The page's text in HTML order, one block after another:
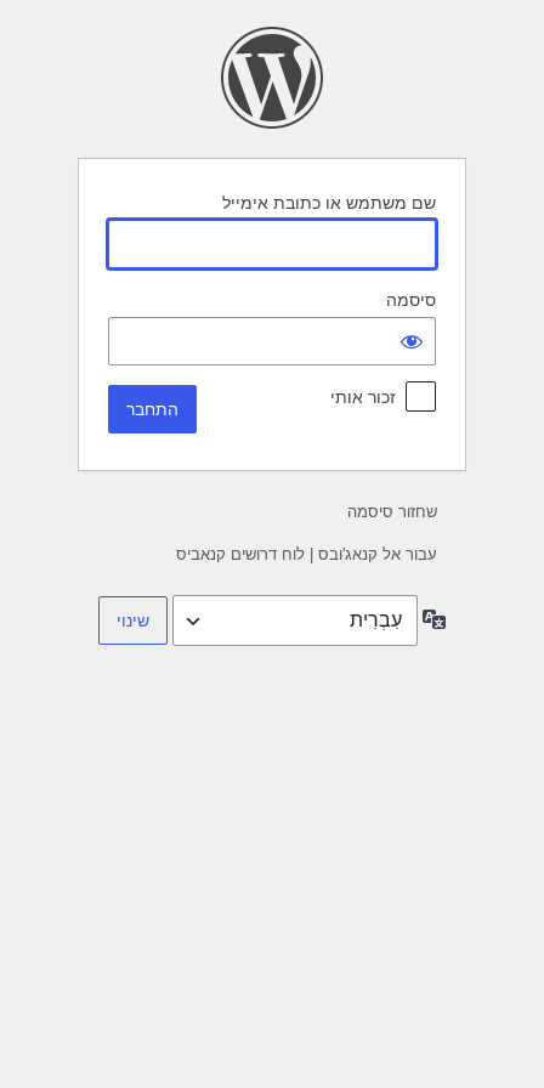
שם משתמש או כתובת אימייל
סיסמה
זכור אותי
שחזור סיסמה
עבור אל קנאג'ובס | לוח דרושים קנאביס
שפה